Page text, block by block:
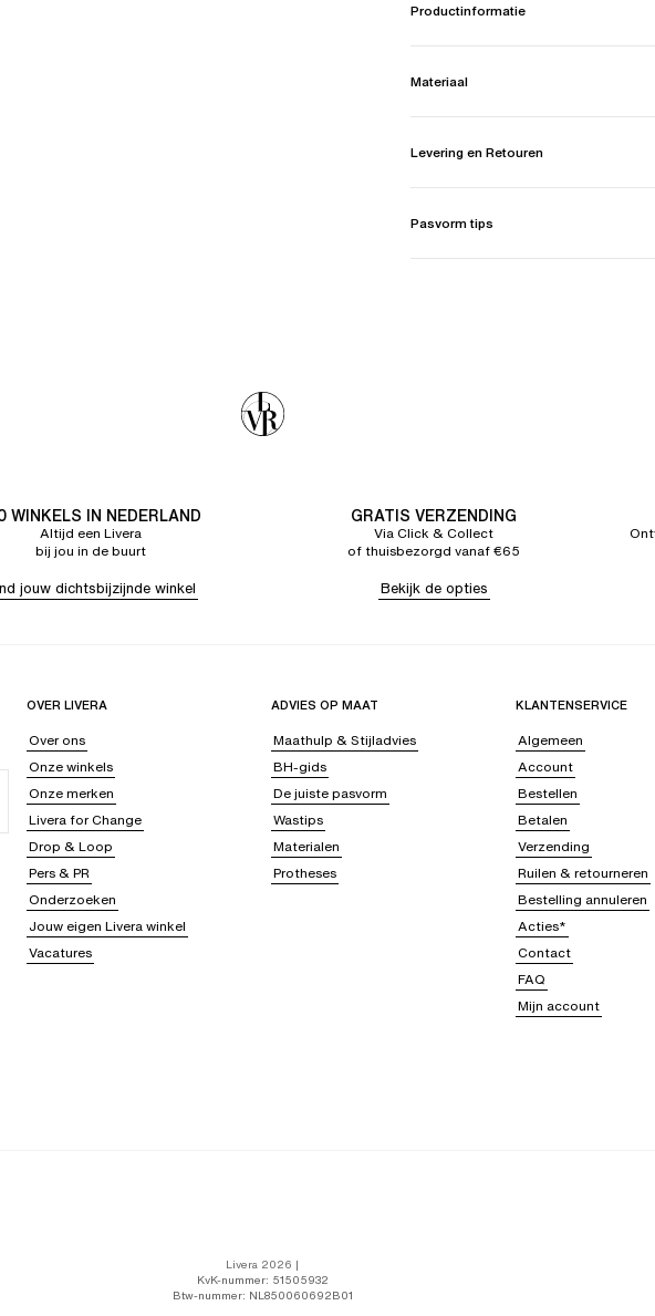
Productinformatie
Materiaal
Levering en Retouren
Pasvorm tips
WINKELS IN NEDERLAND
Altijd een Livera
bij jou in de buurt
jouw dichtsbijzijnde winkel
GRATIS VERZENDING
Via Click & Collect
of thuisbezorgd vanaf €65
Bekijk de opties
OVER LIVERA
Over ons
Onze winkels
Onze merken
Livera for Change
Drop & Loop
Pers & PR
Onderzoeken
Jouw eigen Livera winkel
Vacatures
ADVIES OP MAAT
Maathulp & Stijladvies
BH-gids
De juiste pasvorm
Wastips
Materialen
Protheses
KLANTENSERVICE
Algemeen
Account
Bestellen
Betalen
Verzending
Ruilen & retourneren
Bestelling annuleren
Acties*
Contact
FAQ
Mijn account
Livera 2026 |
KvK-nummer: 51505932
Btw-nummer: NL850060692B01